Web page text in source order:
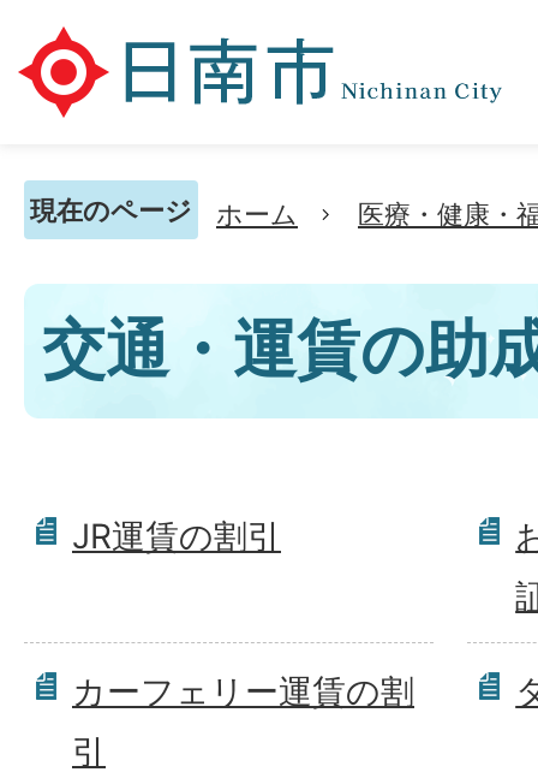
現在のページ ホーム 医療・健康・
交通・運賃の助
JR運賃の割引
カーフェリー運賃の割
引